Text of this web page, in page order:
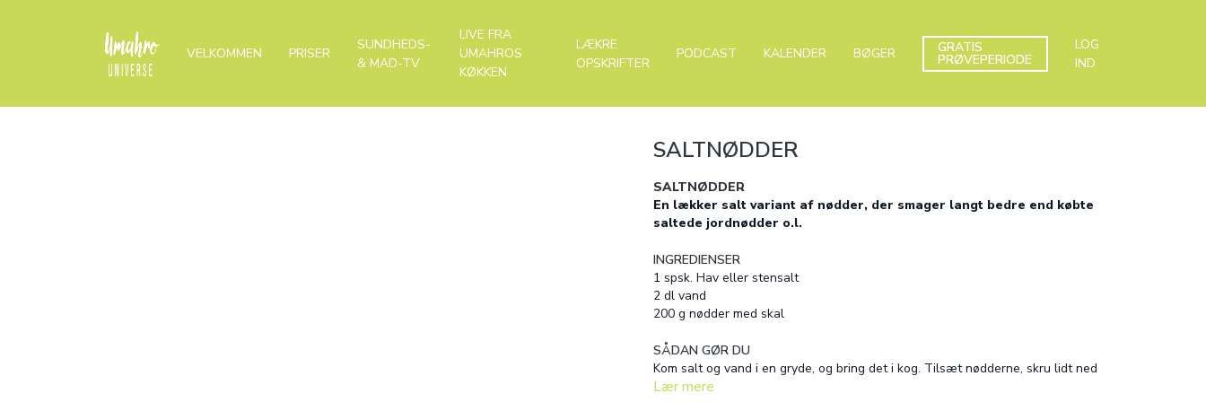
VELKOMMEN PRISER
SUNDHEDS-
& MAD-TV
LIVE FRA
UMAHROS
KØKKEN
LÆKRE
OPSKRIFTER
PODCAST KALENDER BØGER GRATIS
PRØVEPERIODE
LOG
IND
SALTNØDDER
SALTNØDDER
En lækker salt variant af nødder, der smager langt bedre end købte
saltede jordnødder o.l.
INGREDIENSER
1 spsk. Hav eller stensalt
2 dl vand
200 g nødder med skal
SÅDAN GØR DU
Kom salt og vand i en gryde, og bring det i kog. Tilsæt nødderne, skru lidt ned
for varmen, og lad det hele simre, indtil vandet er helt fordampet, og
Lær mere